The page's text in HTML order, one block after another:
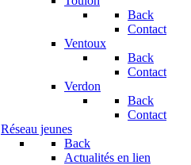
Back
Contact
Ventoux
Back
Contact
Verdon
Back
Contact
Réseau jeunes
Back
Actualités en lien